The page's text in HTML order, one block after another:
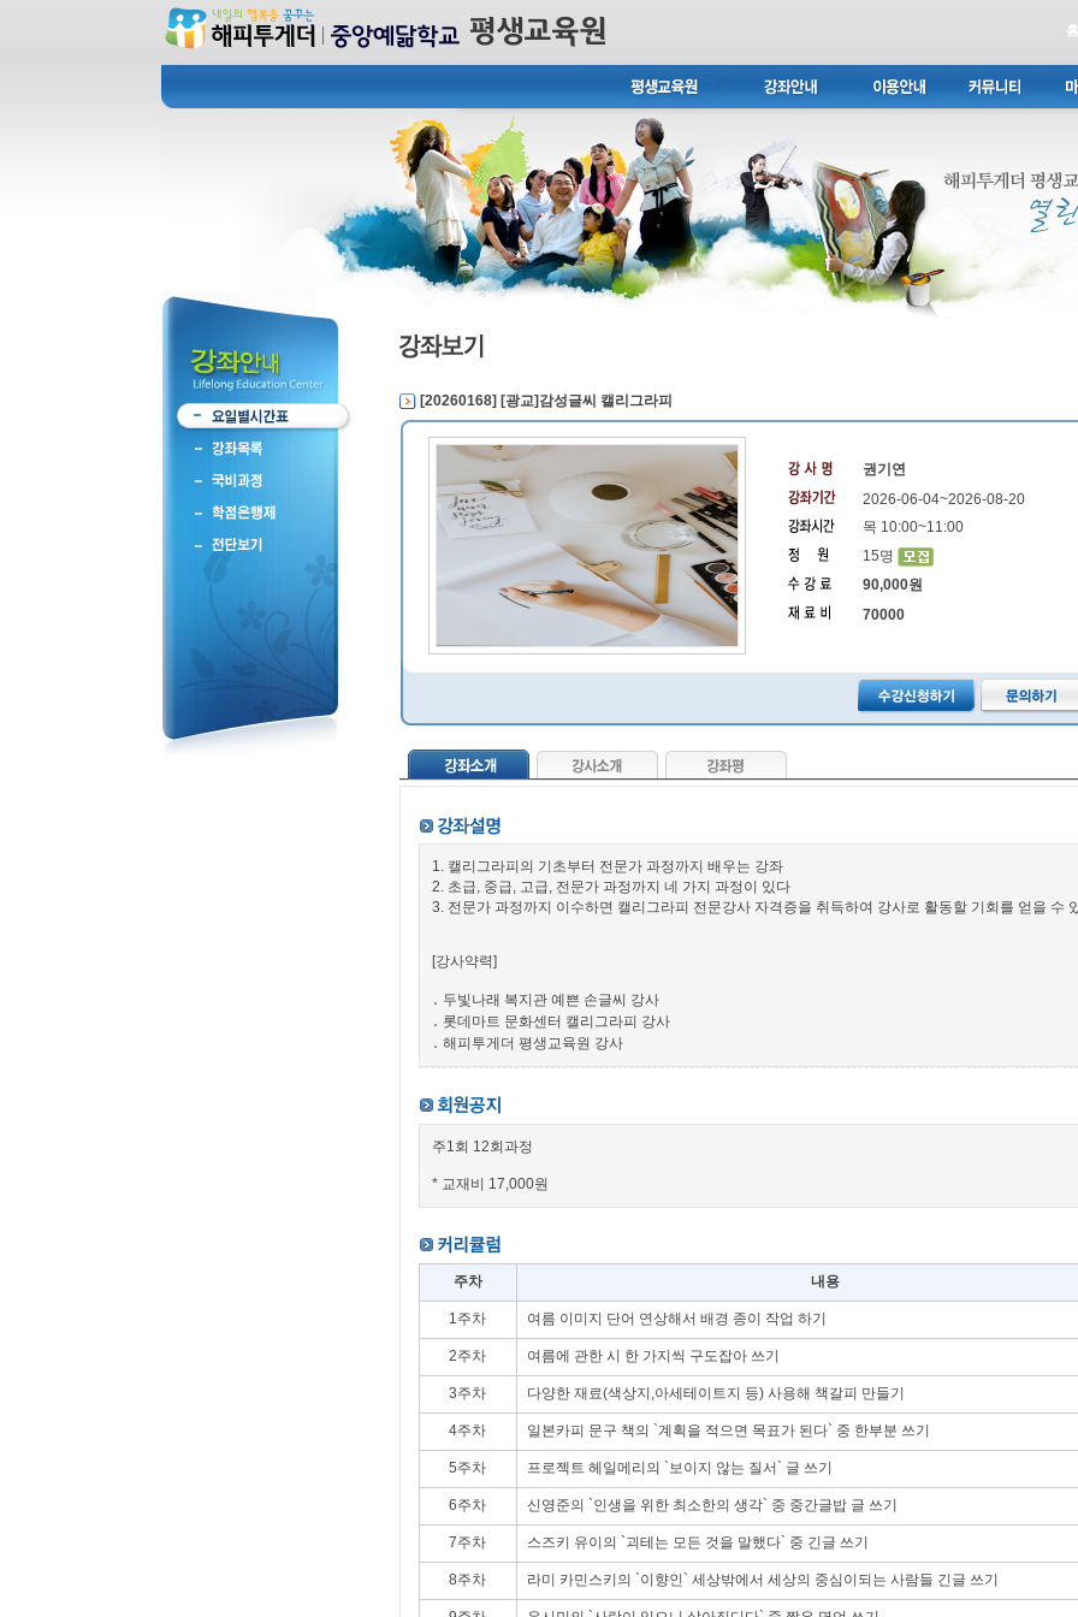
홈
[20260168] [광교]감성글씨 캘리그라피
권기연
2026-06-04~2026-08-20
목 10:00~11:00
15명
90,000원
70000
1. 캘리그라피의 기초부터 전문가 과정까지 배우는 강좌
2. 초급, 중급, 고급, 전문가 과정까지 네 가지 과정이 있다
3. 전문가 과정까지 이수하면 캘리그라피 전문강사 자격증을 취득하여 강사로 활동할 기회를 얻을 수
[강사약력]
․ 두빛나래 복지관 예쁜 손글씨 강사
․ 롯데마트 문화센터 캘리그라피 강사
․ 해피투게더 평생교육원 강사
주1회 12회과정
* 교재비 17,000원
주차 내용
1주차 여름 이미지 단어 연상해서 배경 종이 작업 하기
2주차 여름에 관한 시 한 가지씩 구도잡아 쓰기
3주차 다양한 재료(색상지,아세테이트지 등) 사용해 책갈피 만들기
4주차 일본카피 문구 책의 `계획을 적으면 목표가 된다` 중 한부분 쓰기
5주차 프로젝트 헤일메리의 `보이지 않는 질서` 글 쓰기
6주차 신영준의 `인생을 위한 최소한의 생각` 중 중간글밥 글 쓰기
7주차 스즈키 유이의 `괴테는 모든 것을 말했다` 중 긴글 쓰기
8주차 라미 카민스키의 `이향인` 세상밖에서 세상의 중심이되는 사람들 긴글 쓰기